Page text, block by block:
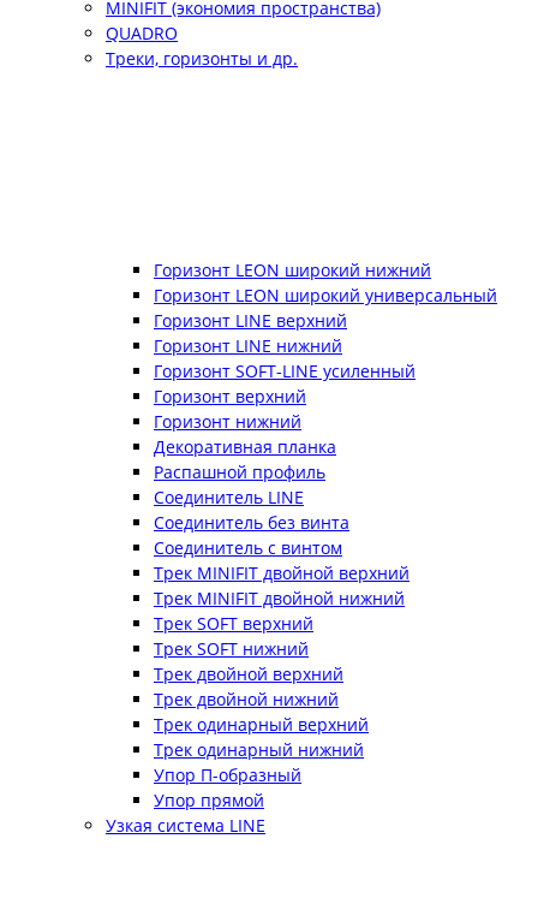
MINIFIT (экономия пространства)
QUADRO
Треки, горизонты и др.
Горизонт LEON широкий нижний
Горизонт LEON широкий универсальный
Горизонт LINE верхний
Горизонт LINE нижний
Горизонт SOFT-LINE усиленный
Горизонт верхний
Горизонт нижний
Декоративная планка
Распашной профиль
Соединитель LINE
Соединитель без винта
Соединитель с винтом
Трек MINIFIT двойной верхний
Трек MINIFIT двойной нижний
Трек SOFT верхний
Трек SOFT нижний
Трек двойной верхний
Трек двойной нижний
Трек одинарный верхний
Трек одинарный нижний
Упор П-образный
Упор прямой
Узкая система LINE